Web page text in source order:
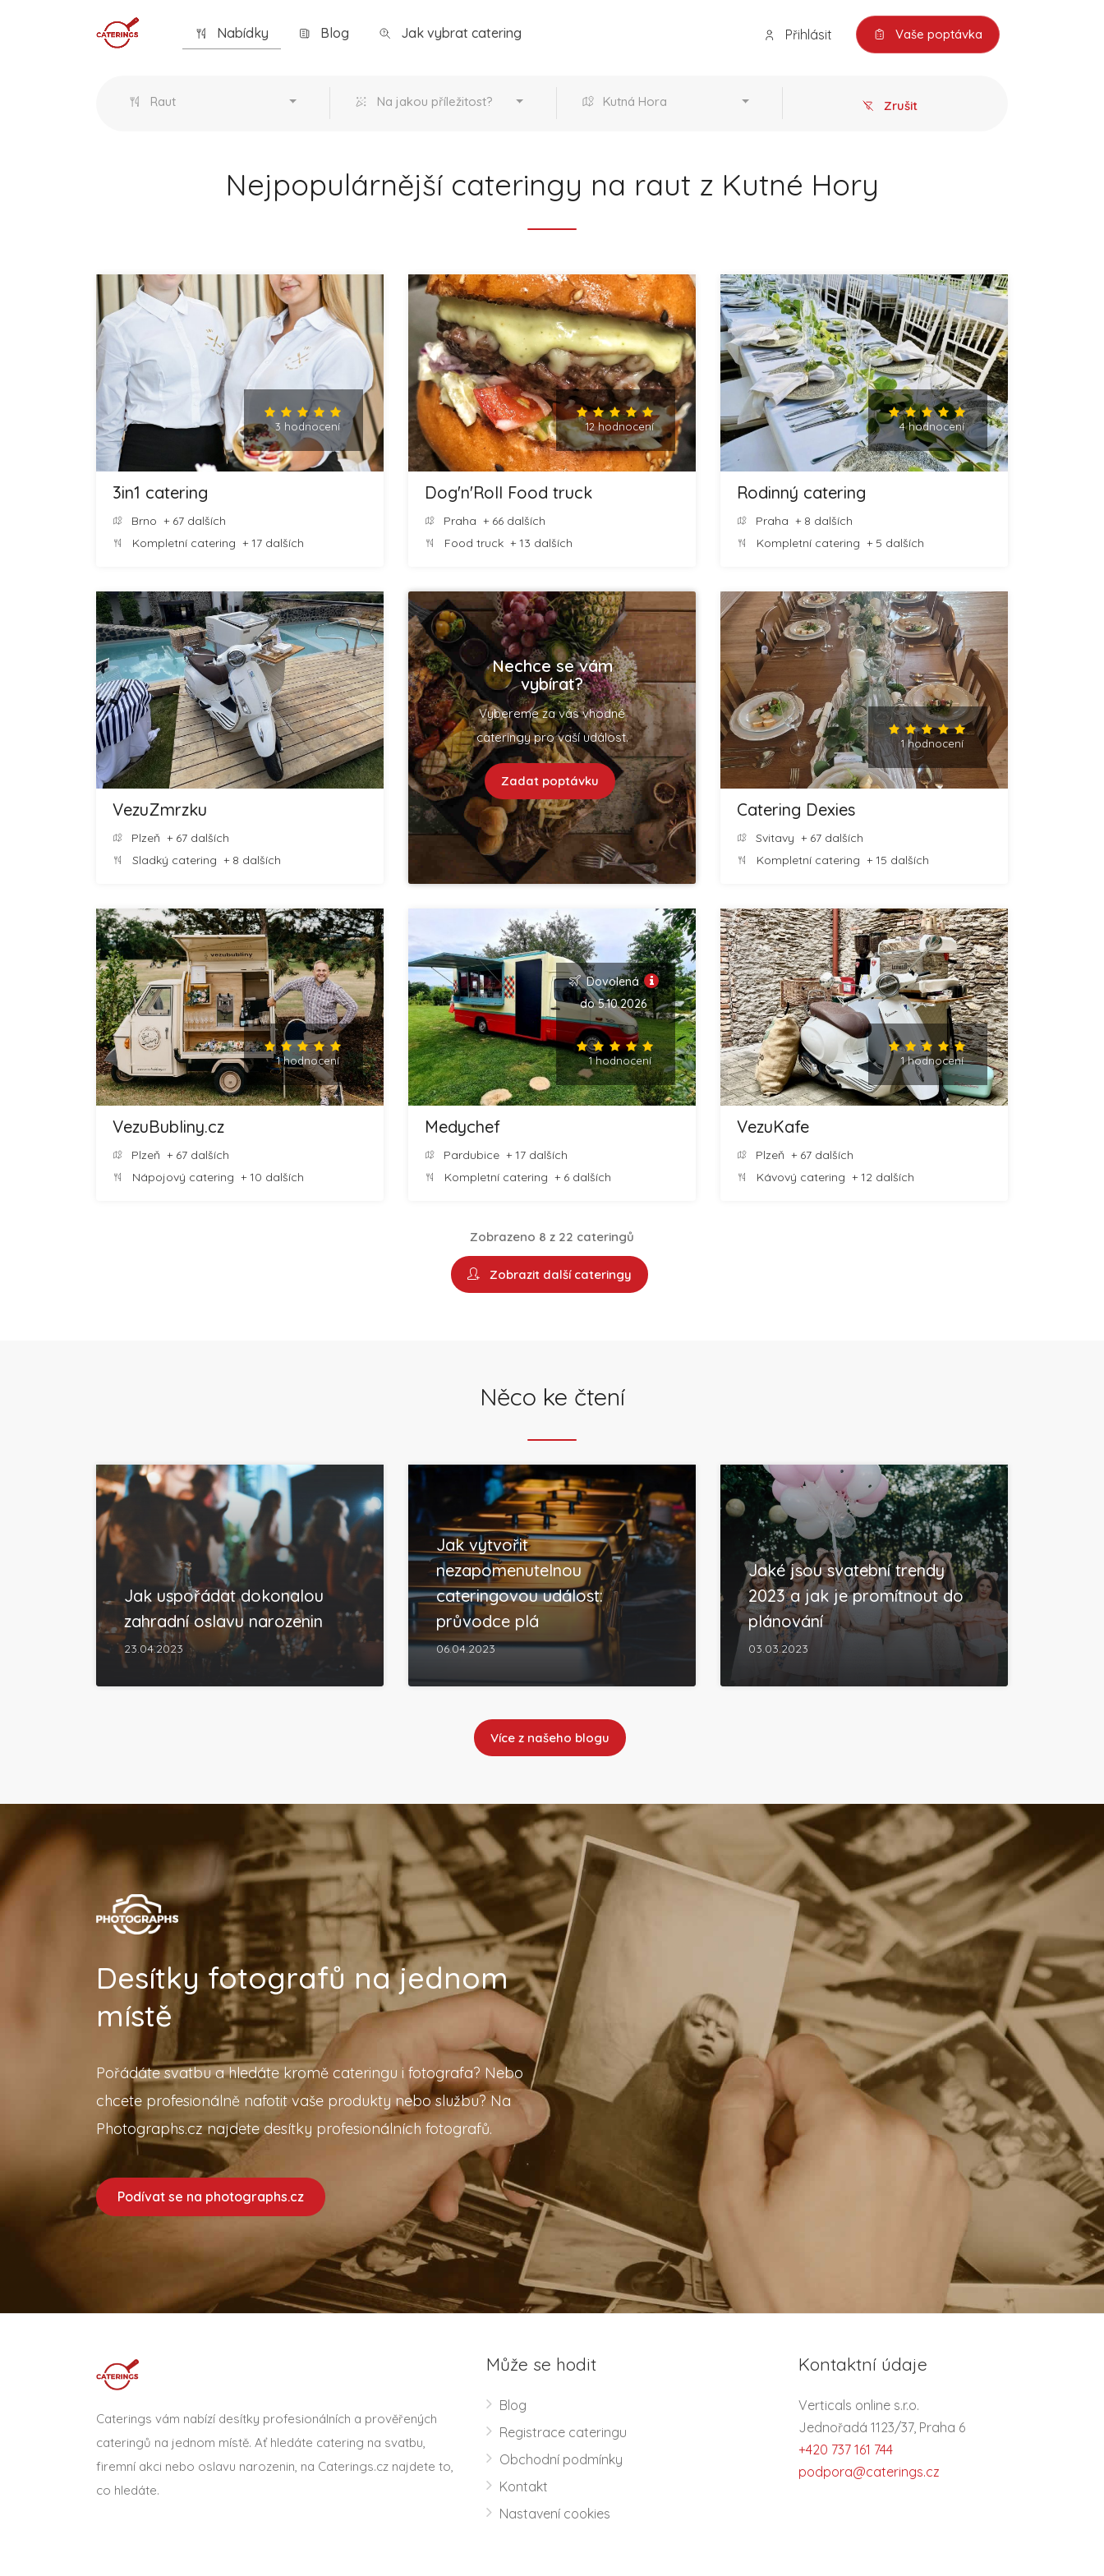
Nabídky Blog Jak vybrat catering Přihlásit Vaše poptávka
Raut Na jakou příležitost? Kutná Hora Zrušit
Nejpopulárnější cateringy na raut z Kutné Hory
3 hodnocení
3in1 catering
Brno + 67 dalších
Kompletní catering + 17 dalších
12 hodnocení
Dog'n'Roll Food truck
Praha + 66 dalších
Food truck + 13 dalších
4 hodnocení
Rodinný catering
Praha + 8 dalších
Kompletní catering + 5 dalších
VezuZmrzku
Plzeň + 67 dalších
Sladký catering + 8 dalších
Nechce se vám
vybírat?
Vybereme za vás vhodné
cateringy pro vaší událost.
Zadat poptávku
1 hodnocení
Catering Dexies
Svitavy + 67 dalších
Kompletní catering + 15 dalších
1 hodnocení
VezuBubliny.cz
Plzeň + 67 dalších
Nápojový catering + 10 dalších
Dovolená
do 5.10.2026
1 hodnocení
Medychef
Pardubice + 17 dalších
Kompletní catering + 6 dalších
1 hodnocení
VezuKafe
Plzeň + 67 dalších
Kávový catering + 12 dalších
Zobrazeno 8 z 22 cateringů
Zobrazit další cateringy
Něco ke čtení
Jak uspořádat dokonalou
zahradní oslavu narozenin
23.04.2023
Jak vytvořit
nezapomenutelnou
cateringovou událost:
průvodce plá
06.04.2023
Jaké jsou svatební trendy
2023 a jak je promítnout do
plánování
03.03.2023
Více z našeho blogu
Desítky fotografů na jednom
místě
Pořádáte svatbu a hledáte kromě cateringu i fotografa? Nebo
chcete profesionálně nafotit vaše produkty nebo službu? Na
Photographs.cz najdete desítky profesionálních fotografů.
Podívat se na photographs.cz
Caterings vám nabízí desítky profesionálních a prověřených
cateringů na jednom místě. Ať hledáte catering na svatbu,
firemní akci nebo oslavu narozenin, na Caterings.cz najdete to,
co hledáte.
Může se hodit
Blog
Registrace cateringu
Obchodní podmínky
Kontakt
Nastavení cookies
Kontaktní údaje
Verticals online s.r.o.
Jednořadá 1123/37, Praha 6
+420 737 161 744
podpora@caterings.cz